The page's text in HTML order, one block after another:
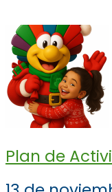
Plan de